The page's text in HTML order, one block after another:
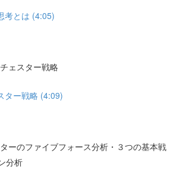
考とは (4:05)
ェスター戦略
ター戦略 (4:09)
ーのファイブフォース分析・３つの基本戦
分析